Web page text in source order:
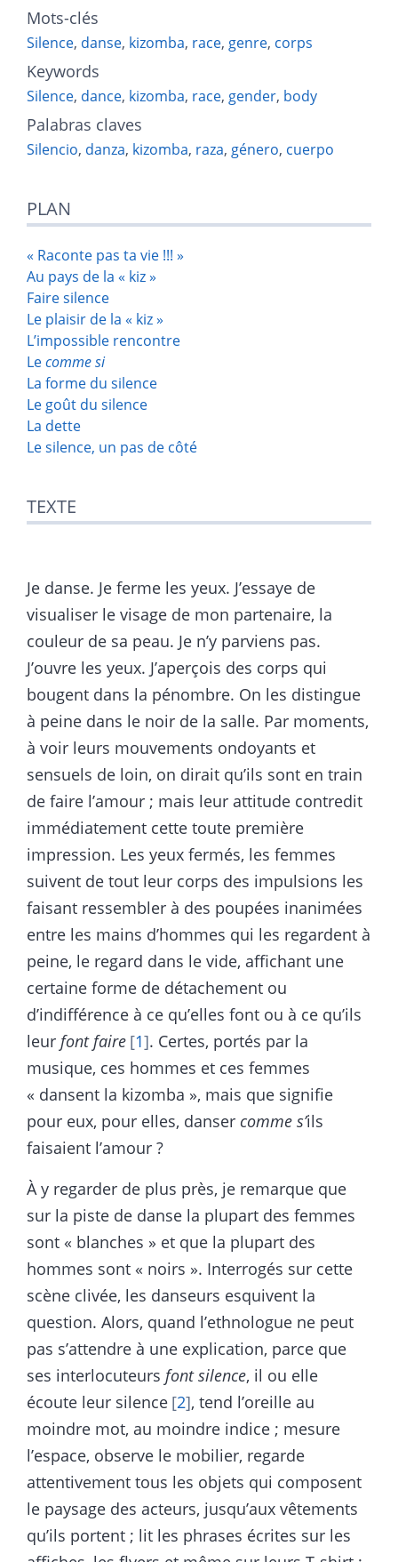
Mots-clés
Silence, danse, kizomba, race, genre, corps
Keywords
Silence, dance, kizomba, race, gender, body
Palabras claves
Silencio, danza, kizomba, raza, género, cuerpo
PLAN
« Raconte pas ta vie !!! »
Au pays de la « kiz »
Faire silence
Le plaisir de la « kiz »
L’impossible rencontre
Lecomme si
La forme du silence
Le goût du silence
La dette
Le silence, un pas de côté
TEXTE
Je danse. Je ferme les yeux. J’essaye de
visualiser le visage de mon partenaire, la
couleur de sa peau. Je n’y parviens pas.
J’ouvre les yeux. J’aperçois des corps qui
bougent dans la pénombre. On les distingue
à peine dans le noir de la salle. Par moments,
à voir leurs mouvements ondoyants et
sensuels de loin, on dirait qu’ils sont en train
de faire l’amour ; mais leur attitude contredit
immédiatement cette toute première
impression. Les yeux fermés, les femmes
suivent de tout leur corps des impulsions les
faisant ressembler à des poupées inanimées
entre les mains d’hommes qui les regardent à
peine, le regard dans le vide, affichant une
certaine forme de détachement ou
d’indifférence à ce qu’elles font ou à ce qu’ils
leur font faire 1 . Certes, portés par la
musique, ces hommes et ces femmes
« dansent la kizomba », mais que signifie
pour eux, pour elles, danser comme s’ils
faisaient l’amour ?
À y regarder de plus près, je remarque que
sur la piste de danse la plupart des femmes
sont « blanches » et que la plupart des
hommes sont « noirs ». Interrogés sur cette
scène clivée, les danseurs esquivent la
question. Alors, quand l’ethnologue ne peut
pas s’attendre à une explication, parce que
ses interlocuteurs font silence, il ou elle
écoute leur silence 2 , tend l’oreille au
moindre mot, au moindre indice ; mesure
l’espace, observe le mobilier, regarde
attentivement tous les objets qui composent
le paysage des acteurs, jusqu’aux vêtements
qu’ils portent ; lit les phrases écrites sur les